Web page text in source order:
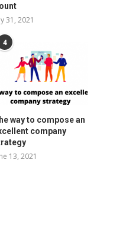
31, 2021
4
way to compose an
company
13, 2021